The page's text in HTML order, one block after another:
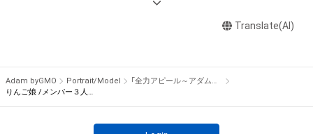
・本アイテムの著作権を有する方、著作隣接権の権利者またはそ
の管理委託を受けている者からの事前の同意なしに、上記の「本
せん。)を行うことはできません。
パフォーマンスや特技を、魂を込めて全力アピール！
※本ストア内で出品されるNFTは、Adam byGMOの認定代理店
株式会社MediBangを介して出品手続きをしており、
Translate(AI)
Adam byGMO Portrait/Model
「全力アピール～アダムシアター～」NFTストア
りんご娘 /メンバー３人のサイン入り写真①